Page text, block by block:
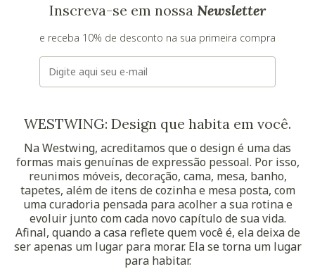
Inscreva-se em nossa Newsletter
e receba 10% de desconto na sua primeira compra
E-mail
WESTWING: Design que habita em você.
Na Westwing, acreditamos que o design é uma das
formas mais genuínas de expressão pessoal. Por isso,
reunimos móveis, decoração, cama, mesa, banho,
tapetes, além de itens de cozinha e mesa posta, com
uma curadoria pensada para acolher a sua rotina e
evoluir junto com cada novo capítulo de sua vida.
Afinal, quando a casa reflete quem você é, ela deixa de
ser apenas um lugar para morar. Ela se torna um lugar
para habitar.